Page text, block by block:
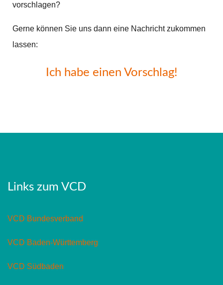
vorschlagen?
Gerne können Sie uns dann eine Nachricht zukommen
lassen:
Ich habe einen Vorschlag!
Links zum VCD
VCD Bundesverband
VCD Baden-Württemberg
VCD Südbaden